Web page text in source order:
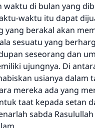
waktu di bulan yang
waktu itu dapat
yang berakal akan
sesuatu yang
seseorang dan
ujungnya. Di
usianya dalam
mereka ada yang
taat kepada setan
sabda